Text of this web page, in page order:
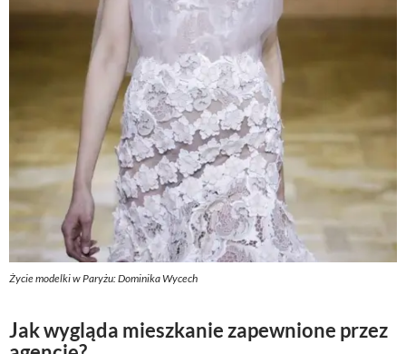
Życie modelki w Paryżu: Dominika Wycech
Jak wygląda mieszkanie zapewnione przez